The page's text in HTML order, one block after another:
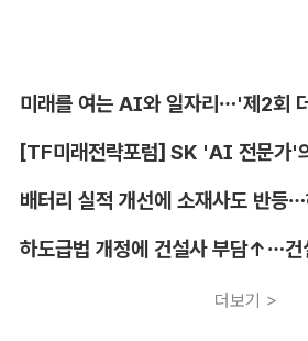
배터리 실적 개선에 소재사도 반등
더보기 >